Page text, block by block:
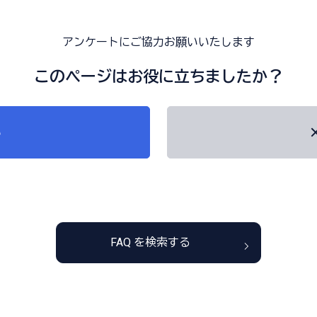
アンケートにご協力お願いいたします
このページはお役に立ちましたか？
FAQ を検索する